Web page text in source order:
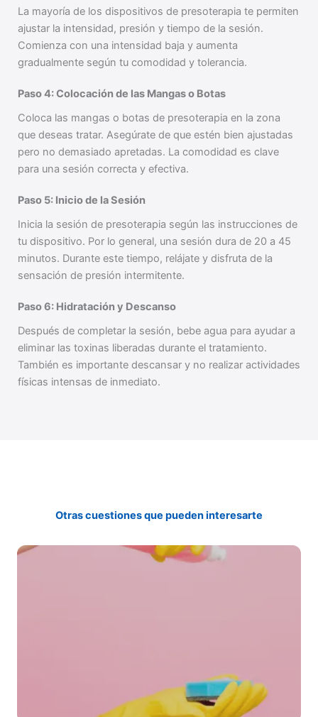
La mayoría de los dispositivos de presoterapia te permiten
ajustar la intensidad, presión y tiempo de la sesión.
Comienza con una intensidad baja y aumenta
gradualmente según tu comodidad y tolerancia.
Paso 4: Colocación de las Mangas o Botas
Coloca las mangas o botas de presoterapia en la zona
que deseas tratar. Asegúrate de que estén bien ajustadas
pero no demasiado apretadas. La comodidad es clave
para una sesión correcta y efectiva.
Paso 5: Inicio de la Sesión
Inicia la sesión de presoterapia según las instrucciones de
tu dispositivo. Por lo general, una sesión dura de 20 a 45
minutos. Durante este tiempo, relájate y disfruta de la
sensación de presión intermitente.
Paso 6: Hidratación y Descanso
Después de completar la sesión, bebe agua para ayudar a
eliminar las toxinas liberadas durante el tratamiento.
También es importante descansar y no realizar actividades
físicas intensas de inmediato.
Otras cuestiones que pueden interesarte